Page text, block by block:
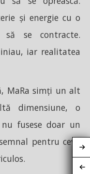
și energie cu o
se contracte.
iar realitatea
MaRa simți un alt
dimensiune, o
fusese doar un
pentru ceva